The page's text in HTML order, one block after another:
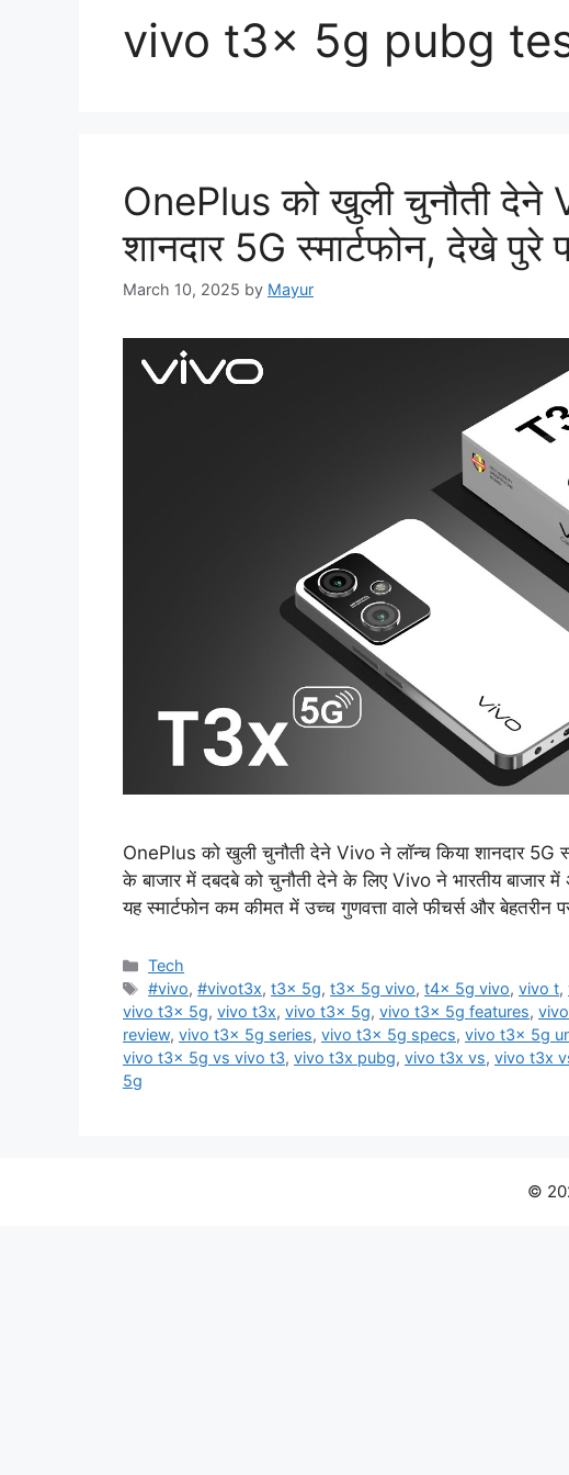
vivo t3x 5g pubg
OnePlus को खुली चुनौती देने
शानदार 5G स्मार्टफोन, देखे पुरे
March 10, 2025 by Mayur
OnePlus को खुली चुनौती देने Vivo ने लॉन्च किया शानदार
के बाजार में दबदबे को चुनौती देने के लिए Vivo ने भारतीय बाजार
यह स्मार्टफोन कम कीमत में उच्च गुणवत्ता वाले फीचर्स और बेहतरीन
Categories
Tech
Tags
#vivo,#vivot3x,t3x 5g,t3x 5g vivo,t4x 5g vivo,vivo t,
vivo t3x 5g, vivo t3x, vivo t3x 5g, vivo t3x 5g features,
review, vivo t3x 5g series, vivo t3x 5g specs, vivo t3x 5g
vivo t3x 5g vs vivo t3, vivo t3x pubg, vivo t3x vs, vivo t3x
5g
©